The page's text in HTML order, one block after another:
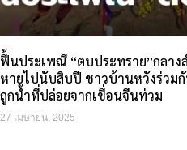
ฟื้นประเพณี “ตบประทราย”กลาง
หายไปนับสิบปี ชาวบ้านหวังร่วม
ถูกน้ำที่ปล่อยจากเขื่อนจีนท่วม
27 เมษายน, 2025